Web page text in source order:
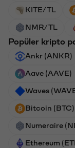
KITE/TL
NMR/TL
Popüler kripto
Ankr (ANKR)
Aave (AAVE)
Waves
Bitcoin (BTC)
Numeraire
Ethereum